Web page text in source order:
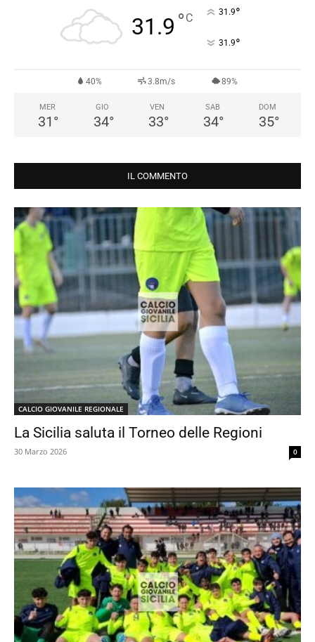
31.9 °C 31.9°
31.9°
40% 3.8m/s 89%
MER
31 °
GIO
34°
VEN
33°
SAB
34°
DOM
35°
IL COMMENTO
CALCIO GIOVANILE REGIONALE
La Sicilia saluta il Torneo delle Regioni
30 Marzo 2026 0